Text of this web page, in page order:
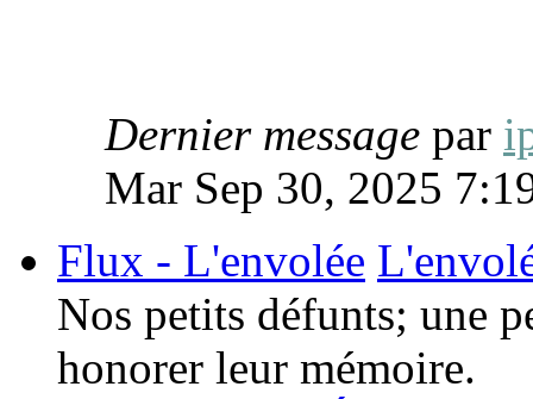
Dernier message par
Mar Sep 30, 2025
Flux - L'envolée
Nos petits défunts; une
honorer leur mémoire.